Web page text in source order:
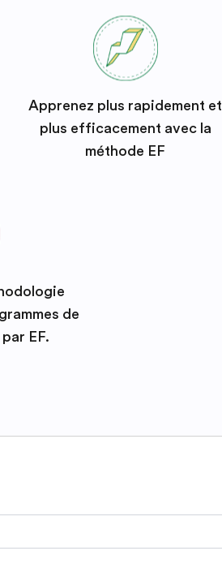
Apprenez plus rapidement et
plus efficacement avec la
méthode EF
de
EF.